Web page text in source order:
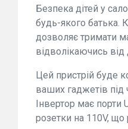
Безпека дітей у
будь-якого батька.
дозволяє тримати
відволікаючись від
Цей пристрій буде
ваших гаджетів
Інвертор має порти
розетки на 110V, що